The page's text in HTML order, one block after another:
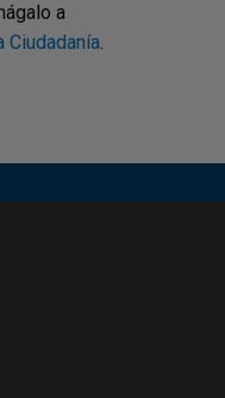
a
Ciudadanía.